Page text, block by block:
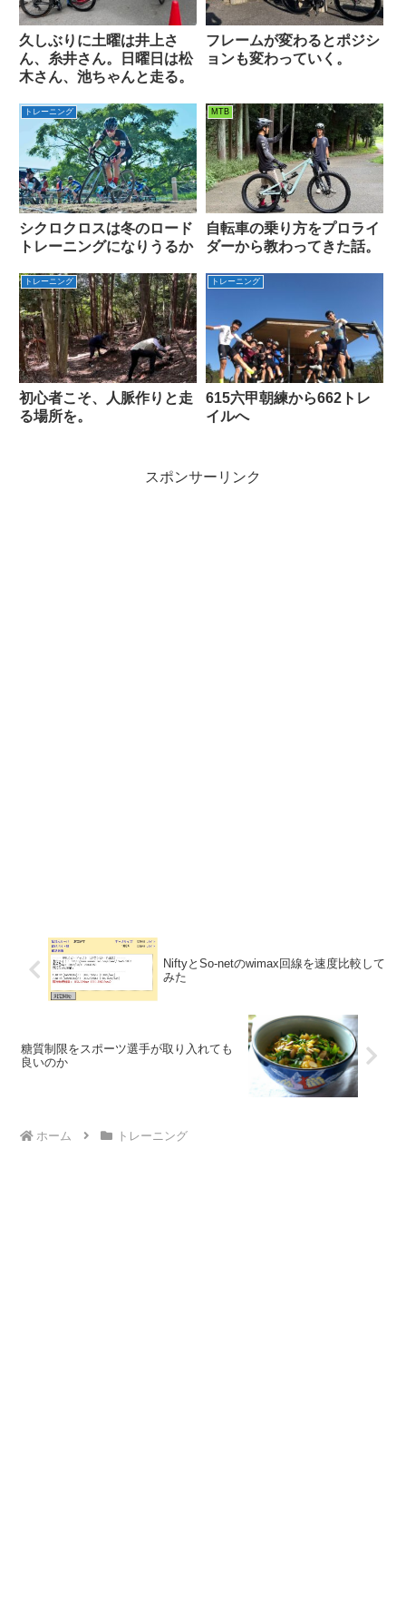
久しぶりに土曜は井上さ
ん、糸井さん。日曜日は松
木さん、池ちゃんと走る。
フレームが変わるとポジシ
ョンも変わっていく。
トレーニング
シクロクロスは冬のロード
トレーニングになりうるか
MTB
自転車の乗り方をプロライ
ダーから教わってきた話。
トレーニング
初心者こそ、人脈作りと走
る場所を。
トレーニング
615六甲朝練から662トレ
イルへ
スポンサーリンク
NiftyとSo-netのwimax回線を速度比較して
みた
糖質制限をスポーツ選手が取り入れても
良いのか
ホーム トレーニング